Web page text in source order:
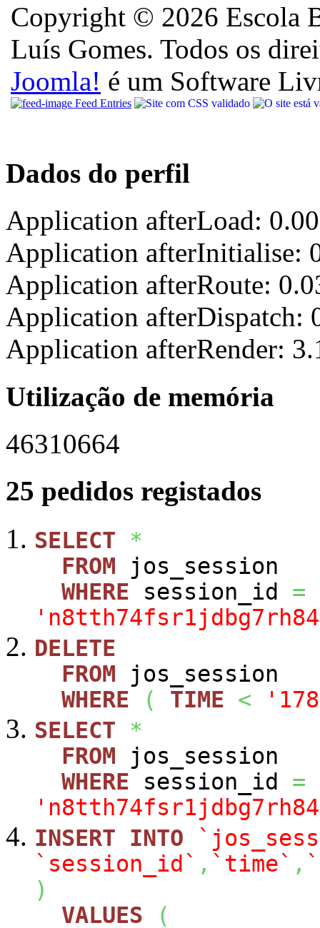
Copyright © 2026 Escola
Luís Gomes. Todos os
Joomla! é um Software
Feed Entries
Dados do perfil
Application afterLoad:
Application afterInitialise:
Application afterRoute:
Application afterDispatch:
Application afterRender:
Utilização de memória
46310664
25 pedidos registados
SELECT
*
FROM jos_session
WHERE session_id =
DELETE
FROM jos_session
WHERE
( TIME <
SELECT
*
FROM jos_session
WHERE session_id =
INSERT
INTO
`session_id` , `time` ,
)
VALUES
(